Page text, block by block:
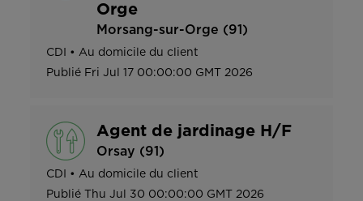
Orge
Morsang-sur-Orge (91)
CDI • Au domicile du client
Publié Fri Jul 17 00:00:00 GMT 2026
Agent de jardinage H/F
Orsay (91)
CDI • Au domicile du client
Publié Thu Jul 30 00:00:00 GMT 2026